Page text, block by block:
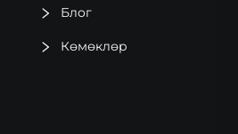
Блог
Көмөклөр